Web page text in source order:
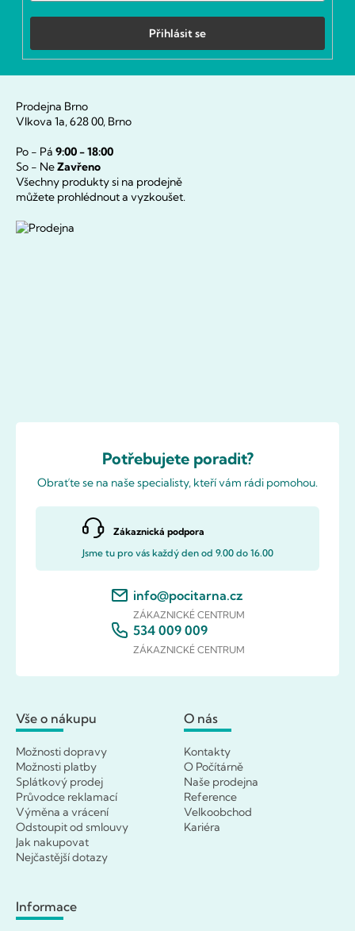
Přihlásit se
Prodejna Brno
Vlkova 1a, 628 00, Brno
Po - Pá 9:00 - 18:00
So - NeZavřeno
Všechny produkty si na prodejně
můžete prohlédnout a vyzkoušet.
Potřebujete poradit?
Obraťte se na naše specialisty, kteří vám rádi pomohou.
Zákaznická podpora
Jsme tu pro vás každý den od 9.00 do 16.00
info@pocitarna.cz
ZÁKAZNICKÉ CENTRUM
534 009 009
ZÁKAZNICKÉ CENTRUM
Vše o nákupu
Možnosti dopravy
Možnosti platby
Splátkový prodej
Průvodce reklamací
Výměna a vrácení
Odstoupit od smlouvy
Jak nakupovat
Nejčastější dotazy
O nás
Kontakty
O Počítárně
Naše prodejna
Reference
Velkoobchod
Kariéra
Informace